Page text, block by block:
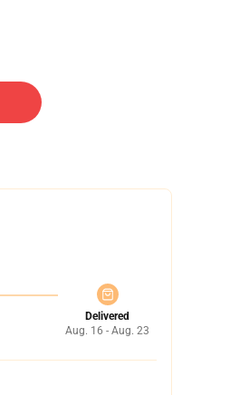
Delivered
Aug. 16 - Aug. 23